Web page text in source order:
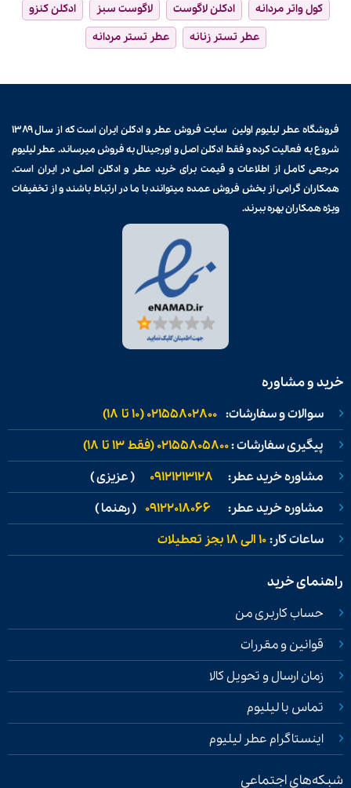
کول واتر مردانه
ادکلن لاگوست لاگوست سبز
ادکلن کنزو
عطر تستر زنانه
عطر تستر مردانه
فروشگاه عطر لیلیوم اولین سایت فروشعطر و ادکلن
ایران است که از سال ۱۳۸۹
شروع به فعالیت کرده و فقط ادکلن اصل و اورجینال به فروش میرساند. عطر لیلیوم
مرجعی کامل از اطلاعات و قیمت برایخرید عطر و ادکلن اصلی در ایران است.
همکاران گرامی از بخش فروش عمده میتوانند با ما در ارتباط باشند و از تخفیفات
ویژه همکاران بهره ببرند.
خرید و مشاوره
سوالات و سفارشات: 02155802800 (۱۰ تا ۱۸)
پیگیری سفارشات :02155805800 (فقط ۱۳ تا ۱۸)
مشاوره خرید عطر: 09121213128 ( عزیزی )
مشاوره خرید عطر: 09122018066 ( رهنما )
ساعات کار:۱۰ الی ۱۸ بجز تعطیلات
راهنمای خرید
حساب کاربری من
قوانین و مقررات
زمان ارسال و تحویل کالا
تماس با لیلیوم
اینستاگرام عطر لیلیوم
شبکه‌های اجتماعی